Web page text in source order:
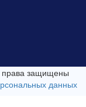
защищены
данных